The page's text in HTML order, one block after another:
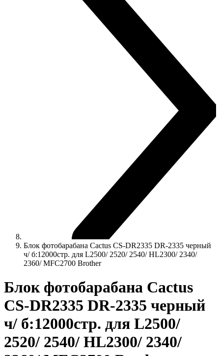
Блок фотобарабана Cactus CS-DR2335 DR-2335 черный
ч/ б:12000стр. для L2500/ 2520/ 2540/ HL2300/ 2340/
2360/ MFC2700 Brother
Блок фотобарабана Cactus
CS-DR2335 DR-2335 черный
ч/ б:12000стр. для L2500/
2520/ 2540/ HL2300/ 2340/